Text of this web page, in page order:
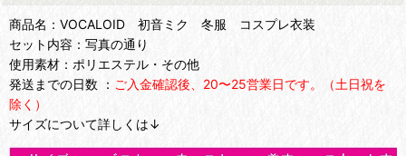
商品名：VOCALOID 初音ミク 冬服 コスプレ衣装
セット内容：写真の通り
使用素材：ポリエステル・その他
発送までの日数 ： ご入金確認後、20〜25営業日です。（土日祝を
除く）
サイズについて詳しくは↓